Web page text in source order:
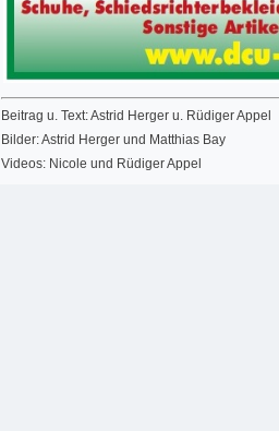
Beitrag u. Text: Astrid Herger u. Rüdiger Appel
Bilder: Astrid Herger und Matthias Bay
Videos: Nicole und Rüdiger Appel